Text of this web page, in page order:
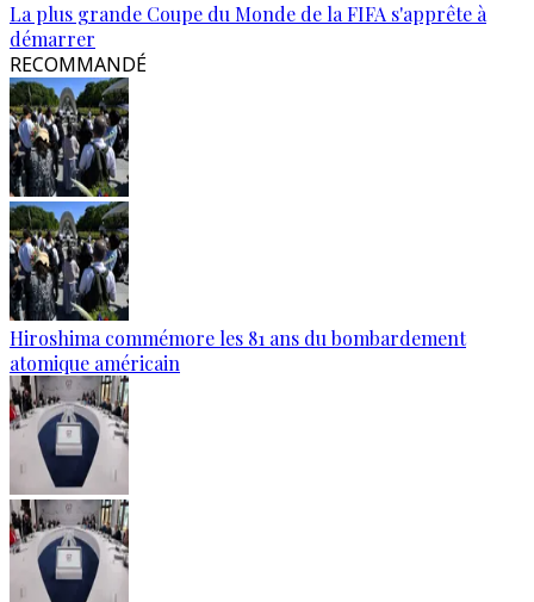
La plus grande Coupe du Monde de la FIFA s'apprête à
démarrer
RECOMMANDÉ
Hiroshima commémore les 81 ans du bombardement
atomique américain